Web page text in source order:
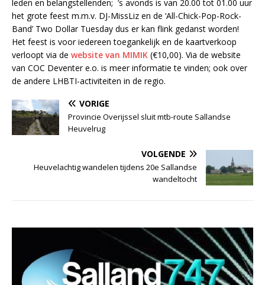
leden en belangstellenden; ’s avonds is van 20.00 tot 01.00 uur
het grote feest m.m.v. DJ-MissLiz en de ‘All-Chick-Pop-Rock-
Band’ Two Dollar Tuesday dus er kan flink gedanst worden!
Het feest is voor iedereen toegankelijk en de kaartverkoop
verloopt via de website van MIMIK (€10,00). Via de website
van COC Deventer e.o. is meer informatie te vinden; ook over
de andere LHBTI-activiteiten in de regio.
VORIGE
Provincie Overijssel sluit mtb-route Sallandse
Heuvelrug
VOLGENDE
Heuvelachtig wandelen tijdens 20e Sallandse
wandeltocht